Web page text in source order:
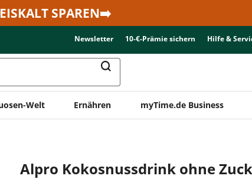
SPAREN➡️
Newsletter 10-€-Prämie sichern Hilfe &
Welt Ernähren myTime.de Business
Alpro Kokosnussdrink ohne